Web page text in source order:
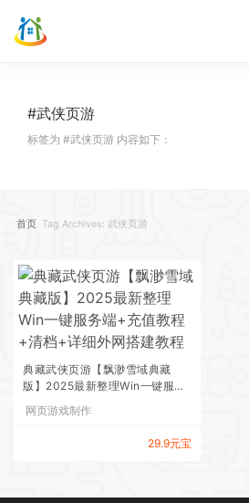
#武侠页游
标签为 #武侠页游 内容如下：
首页 Tag Archives: 武侠页游
典藏武侠页游【飘渺雪域典藏
版】2025最新整理Win一键服务
端+充值教程+清档+详细外网搭
建教程
网页游戏制作
29.9元宝